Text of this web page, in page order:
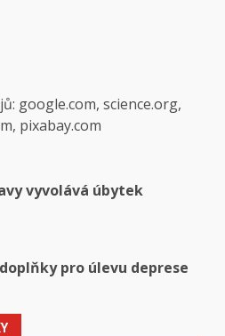
google.com, science.org,
pixabay.com
vyvolává úbytek
pro úlevu deprese